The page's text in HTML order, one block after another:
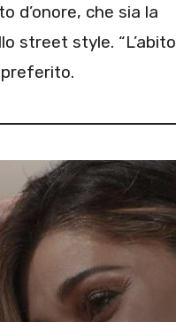
d’onore, che sia la
street style. “L’abito